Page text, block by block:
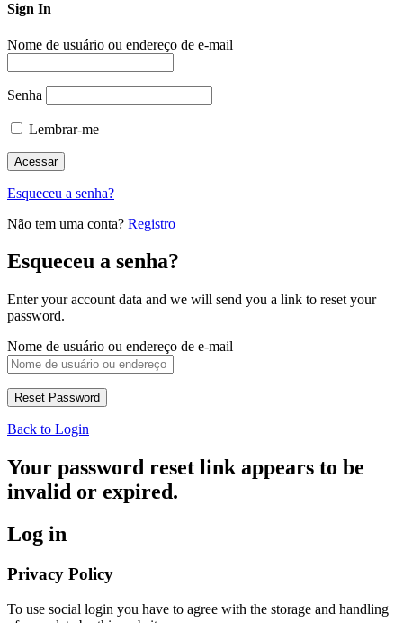
Sign In
Nome de usuário ou endereço de e-mail
Senha
Lembrar-me
Esqueceu a senha?
Não tem uma conta? Registro
Esqueceu a senha?
Enter your account data and we will send you a link to reset your
password.
Nome de usuário ou endereço de e-mail
Back to Login
Your password reset link appears to be
invalid or expired.
Log in
Privacy Policy
To use social login you have to agree with the storage and handling